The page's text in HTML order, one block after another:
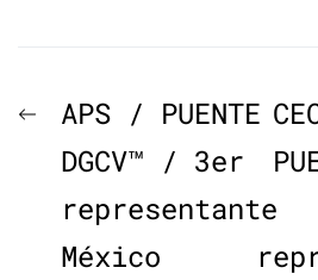
de
entradas
Previous
post:
APS / PUENTE
DGCV™ / 3er
representante
México